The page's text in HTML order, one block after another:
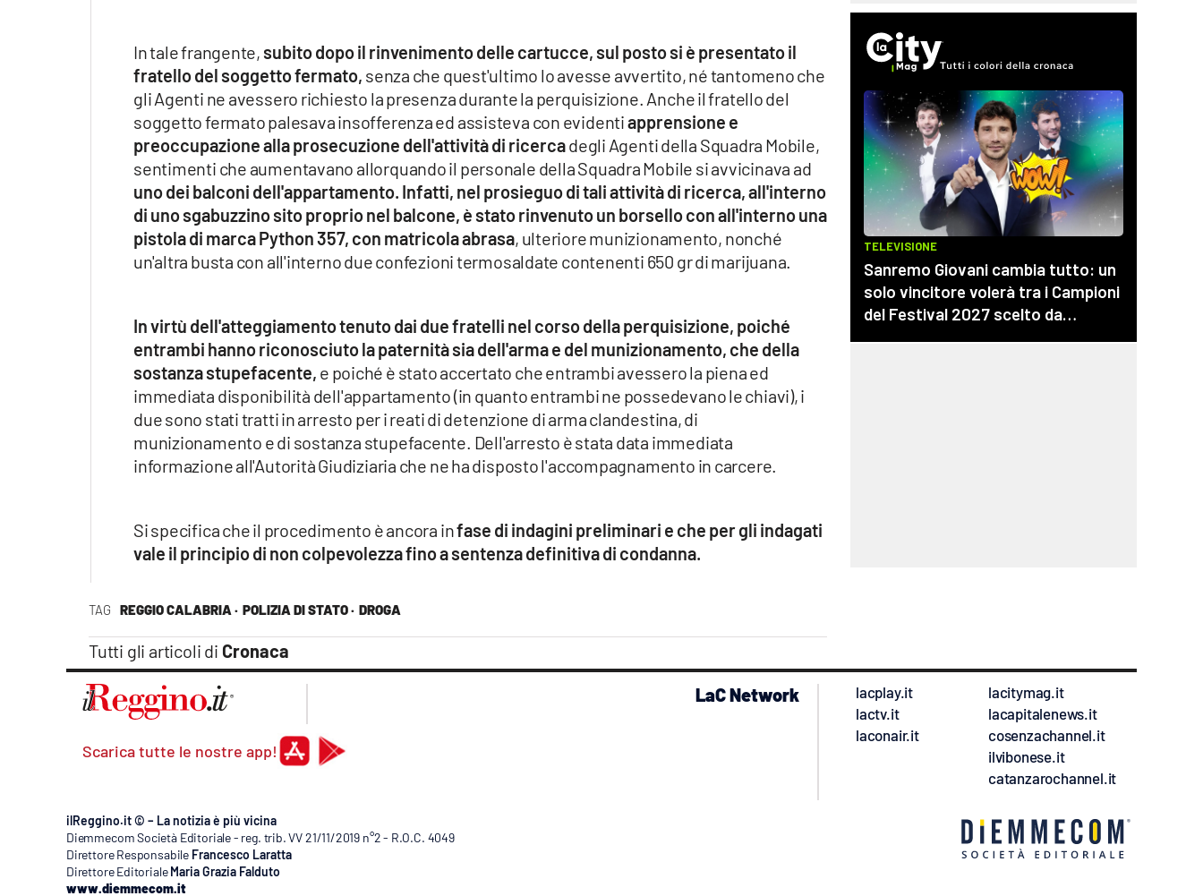
TAG REGGIO CALABRIA · POLIZIA DI STATO · DROGA
Tutti gli articoli di Cronaca
In tale frangente, subito dopo il rinvenimento delle cartucce, sul posto si è presentato il
fratello del soggetto fermato, senza che quest'ultimo lo avesse avvertito, né tantomeno che
gli Agenti ne avessero richiesto la presenza durante la perquisizione. Anche il fratello del
soggetto fermato palesava insofferenza ed assisteva con evidentiapprensione e
preoccupazione alla prosecuzione dell'attività di ricercadegli Agenti della Squadra Mobile,
sentimenti che aumentavano allorquando il personale della Squadra Mobile si avvicinava ad
uno dei balconi dell'appartamento. Infatti, nel prosieguo di tali attività di ricerca, all'interno
di uno sgabuzzino sito proprio nel balcone, è stato rinvenuto un borsello con all'interno una
pistola di marca Python 357, con matricola abrasa, ulteriore munizionamento, nonché
un'altra busta con all'interno due confezioni termosaldate contenenti 650 gr di marijuana.
In virtù dell'atteggiamento tenuto dai due fratelli nel corso della perquisizione, poiché
entrambi hanno riconosciuto la paternità sia dell'arma e del munizionamento, che della
sostanza stupefacente, e poiché è stato accertato che entrambi avessero la piena ed
immediata disponibilità dell'appartamento (in quanto entrambi ne possedevano le chiavi), i
due sono stati tratti in arresto per i reati di detenzione di arma clandestina, di
munizionamento e di sostanza stupefacente. Dell'arresto è stata data immediata
informazione all'Autorità Giudiziaria che ne ha disposto l'accompagnamento in carcere.
Si specifica che il procedimento è ancora infase di indagini preliminari e che per gli indagati
vale il principio di non colpevolezza fino a sentenza definitiva di condanna.
Scarica tutte le nostre app!
LaC Network
lacplay.it
lactv.it
laconair.it
lacitymag.it
lacapitalenews.it
cosenzachannel.it
ilvibonese.it
catanzarochannel.it
ilReggino.it © – La notizia è più vicina
Diemmecom Società Editoriale - reg. trib. VV 21/11/2019 n°2 - R.O.C. 4049
Direttore Responsabile Francesco Laratta
Direttore Editoriale Maria Grazia Falduto
www.diemmecom.it